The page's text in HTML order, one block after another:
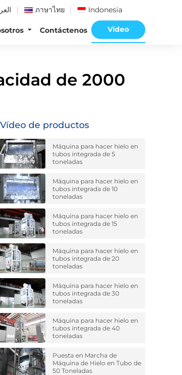
ภาษาไทย Indonesia
Contáctenos Vídeo
de 2000
Vídeo de productos
Máquina para hacer hielo en
tubos integrada de 5
toneladas
Máquina para hacer hielo en
tubos integrada de 10
toneladas
Máquina para hacer hielo en
tubos integrada de 15
toneladas
Máquina para hacer hielo en
tubos integrada de 20
toneladas
Máquina para hacer hielo en
tubos integrada de 30
toneladas
Máquina para hacer hielo en
tubos integrada de 40
toneladas
Puesta en Marcha de
Máquina de Hielo en Tubo de
50 Toneladas